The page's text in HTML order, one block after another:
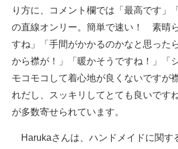
り方に、コメント欄では「最高です」
の直線オンリー。簡単で速い！ 素晴
すね」「手間がかかるのかなと思った
から襟が！」「暖かそうですね！」「
モコモコして着心地が良くないですが
れだし、スッキリしてとても良いです
が多数寄せられています。
Harukaさんは、ハンドメイドに関す